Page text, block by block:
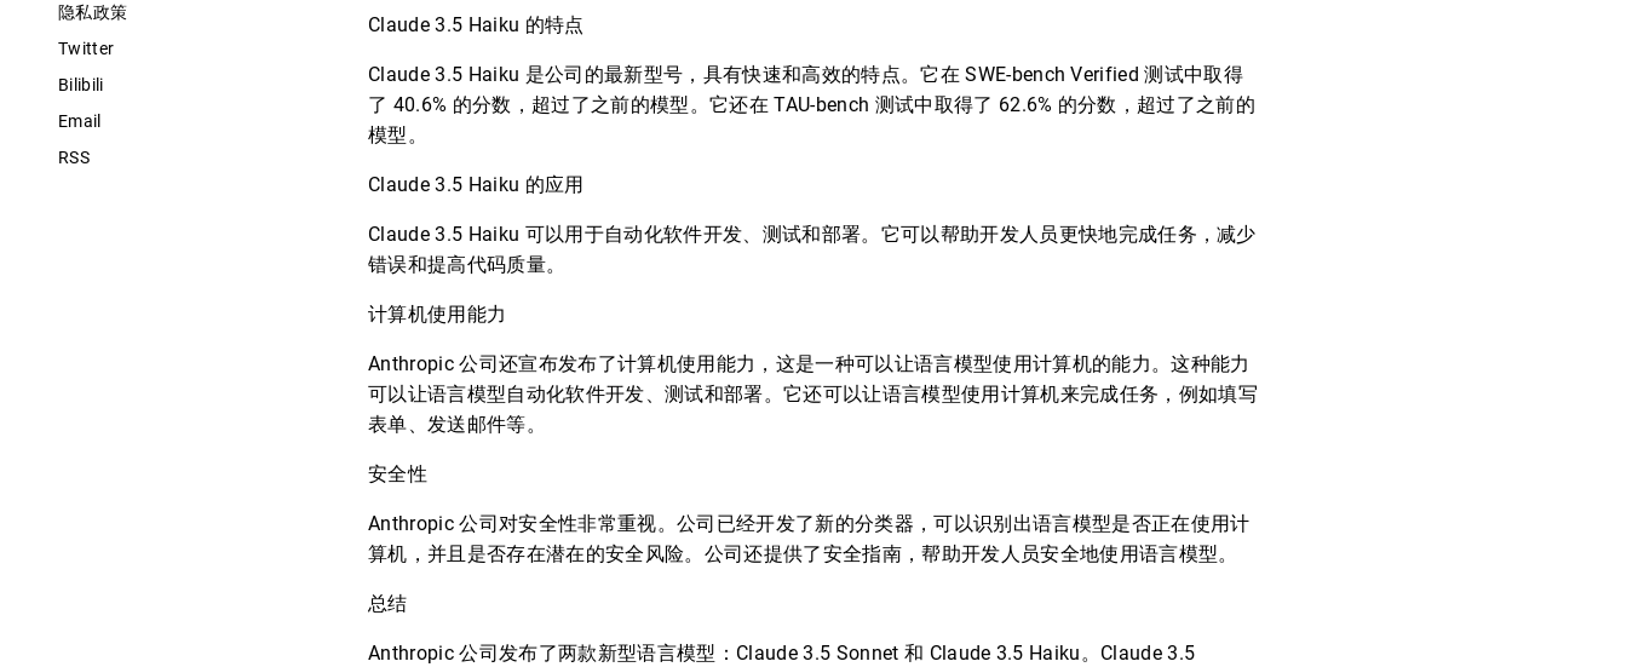
隐私政策
Twitter
Bilibili
Email
RSS
Claude 3.5 Haiku 的特点
Claude 3.5 Haiku 是公司的最新型号，具有快速和高效的特点。它在 SWE-bench Verified 测试中取得
了 40.6% 的分数，超过了之前的模型。它还在 TAU-bench 测试中取得了 62.6% 的分数，超过了之前的
模型。
Claude 3.5 Haiku 的应用
Claude 3.5 Haiku 可以用于自动化软件开发、测试和部署。它可以帮助开发人员更快地完成任务，减少
错误和提高代码质量。
计算机使用能力
Anthropic 公司还宣布发布了计算机使用能力，这是一种可以让语言模型使用计算机的能力。这种能力
可以让语言模型自动化软件开发、测试和部署。它还可以让语言模型使用计算机来完成任务，例如填写
表单、发送邮件等。
安全性
Anthropic 公司对安全性非常重视。公司已经开发了新的分类器，可以识别出语言模型是否正在使用计
算机，并且是否存在潜在的安全风险。公司还提供了安全指南，帮助开发人员安全地使用语言模型。
总结
Anthropic 公司发布了两款新型语言模型：Claude 3.5 Sonnet 和 Claude 3.5 Haiku。Claude 3.5